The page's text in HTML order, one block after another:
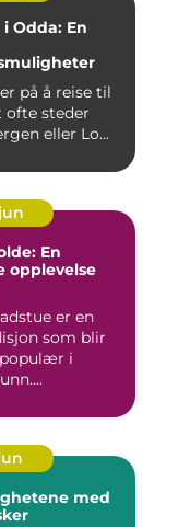
Odda: En
på å reise til
ofte steder
eller Lo...
En
opplevelse
er en
som blir
i
med